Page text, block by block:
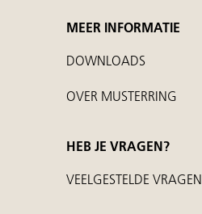
MEER INFORMATIE
DOWNLOADS
OVER MUSTERRING
HEB JE VRAGEN?
VEELGESTELDE VRAGEN